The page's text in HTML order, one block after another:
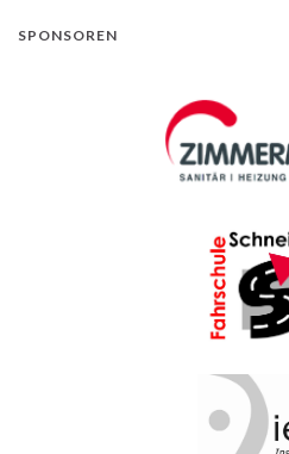
SPONSOREN